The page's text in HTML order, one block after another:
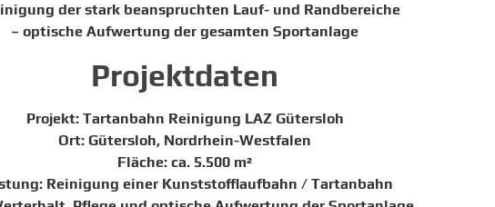
der stark beanspruchten Lauf- und Randbereiche
– optische Aufwertung der gesamten Sportanlage
Projektdaten
Projekt: Tartanbahn Reinigung LAZ Gütersloh
Ort: Gütersloh, Nordrhein-Westfalen
Fläche: ca. 5.500 m²
Reinigung einer Kunststofflaufbahn / Tartanbahn